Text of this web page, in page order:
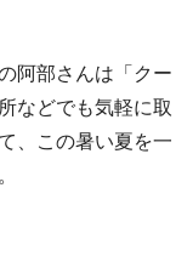
阿部さんは「クー
などでも気軽に取
、この暑い夏を一